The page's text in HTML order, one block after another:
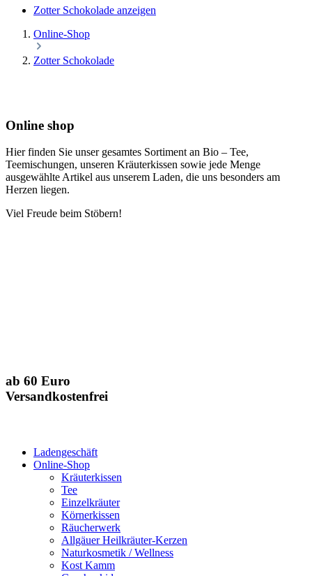
Zotter Schokolade anzeigen
Online-Shop
Zotter Schokolade
Online shop
Hier finden Sie unser gesamtes Sortiment an Bio – Tee,
Teemischungen, unseren Kräuterkissen sowie jede Menge
ausgewählte Artikel aus unserem Laden, die uns besonders am
Herzen liegen.
Viel Freude beim Stöbern!
ab 60 Euro
Versandkostenfrei
Ladengeschäft
Online-Shop
Kräuterkissen
Tee
Einzelkräuter
Körnerkissen
Räucherwerk
Allgäuer Heilkräuter-Kerzen
Naturkosmetik / Wellness
Kost Kamm